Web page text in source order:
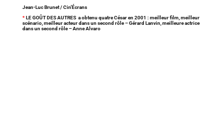
Jean-Luc Brunet / Cin’Écrans
*LE GOÛT DES AUTRES a obtenu quatre César en 2001 : meilleur film, meilleur
scénario, meilleur acteur dans un second rôle – Gérard Lanvin, meilleure actrice
dans un second rôle – Anne Alvaro